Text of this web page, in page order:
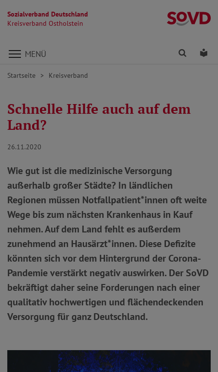
Sozialverband Deutschland
Kreisverband Ostholstein
Direkt zu den Inhalten springen
MENÜ Finden
Startseite Kreisverband
Schnelle Hilfe auch auf dem
Land?
26.11.2020
Wie gut ist die medizinische Versorgung
außerhalb großer Städte? In ländlichen
Regionen müssen Notfallpatient*innen oft weite
Wege bis zum nächsten Krankenhaus in Kauf
nehmen. Auf dem Land fehlt es außerdem
zunehmend an Hausärzt*innen. Diese Defizite
könnten sich vor dem Hintergrund der Corona-
Pandemie verstärkt negativ auswirken. Der SoVD
bekräftigt daher seine Forderungen nach einer
qualitativ hochwertigen und flächendeckenden
Versorgung für ganz Deutschland.